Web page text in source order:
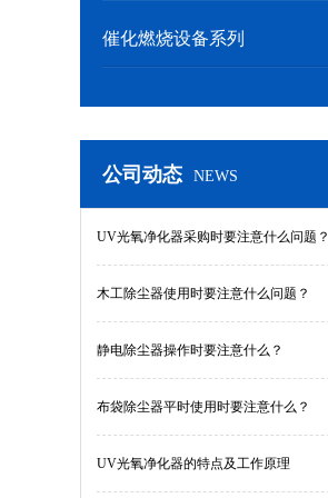
催化燃烧设备系列
公司动态 NEWS
UV光氧净化器采购时要注意什么问题？
木工除尘器使用时要注意什么问题？
静电除尘器操作时要注意什么？
布袋除尘器平时使用时要注意什么？
UV光氧净化器的特点及工作原理